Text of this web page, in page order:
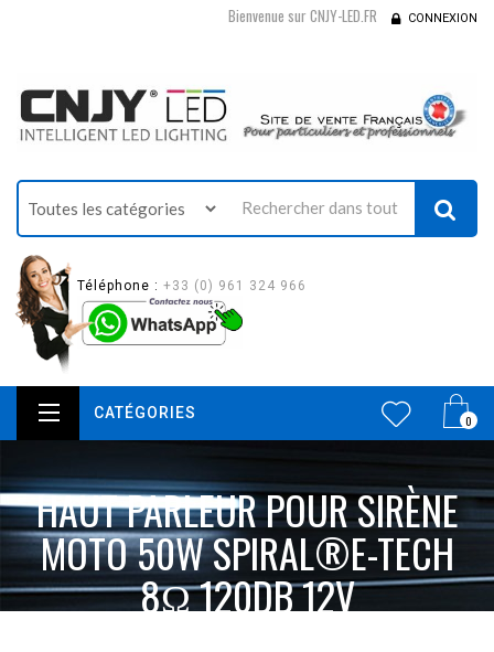
Bienvenue sur CNJY-LED.FR CONNEXION
Téléphone : +33 (0) 961 324 966
0
CATÉGORIES
HAUT PARLEUR POUR SIRÈNE
MOTO 50W SPIRAL®E-TECH
8Ω 120DB 12V